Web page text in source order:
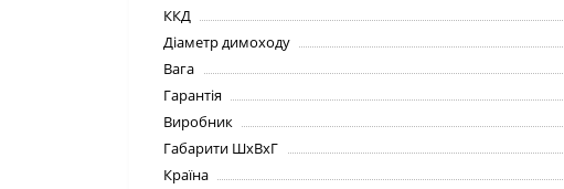
ККД
Діаметр димоходу
Вага
Гарантія
Виробник
Габарити ШхВхГ
Країна